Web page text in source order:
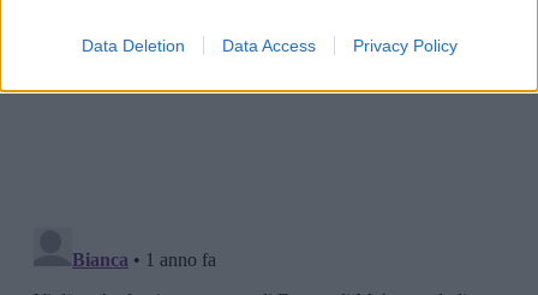
Data Deletion Data Access Privacy Policy